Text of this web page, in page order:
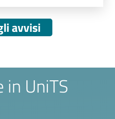
avvisi
in UniTS